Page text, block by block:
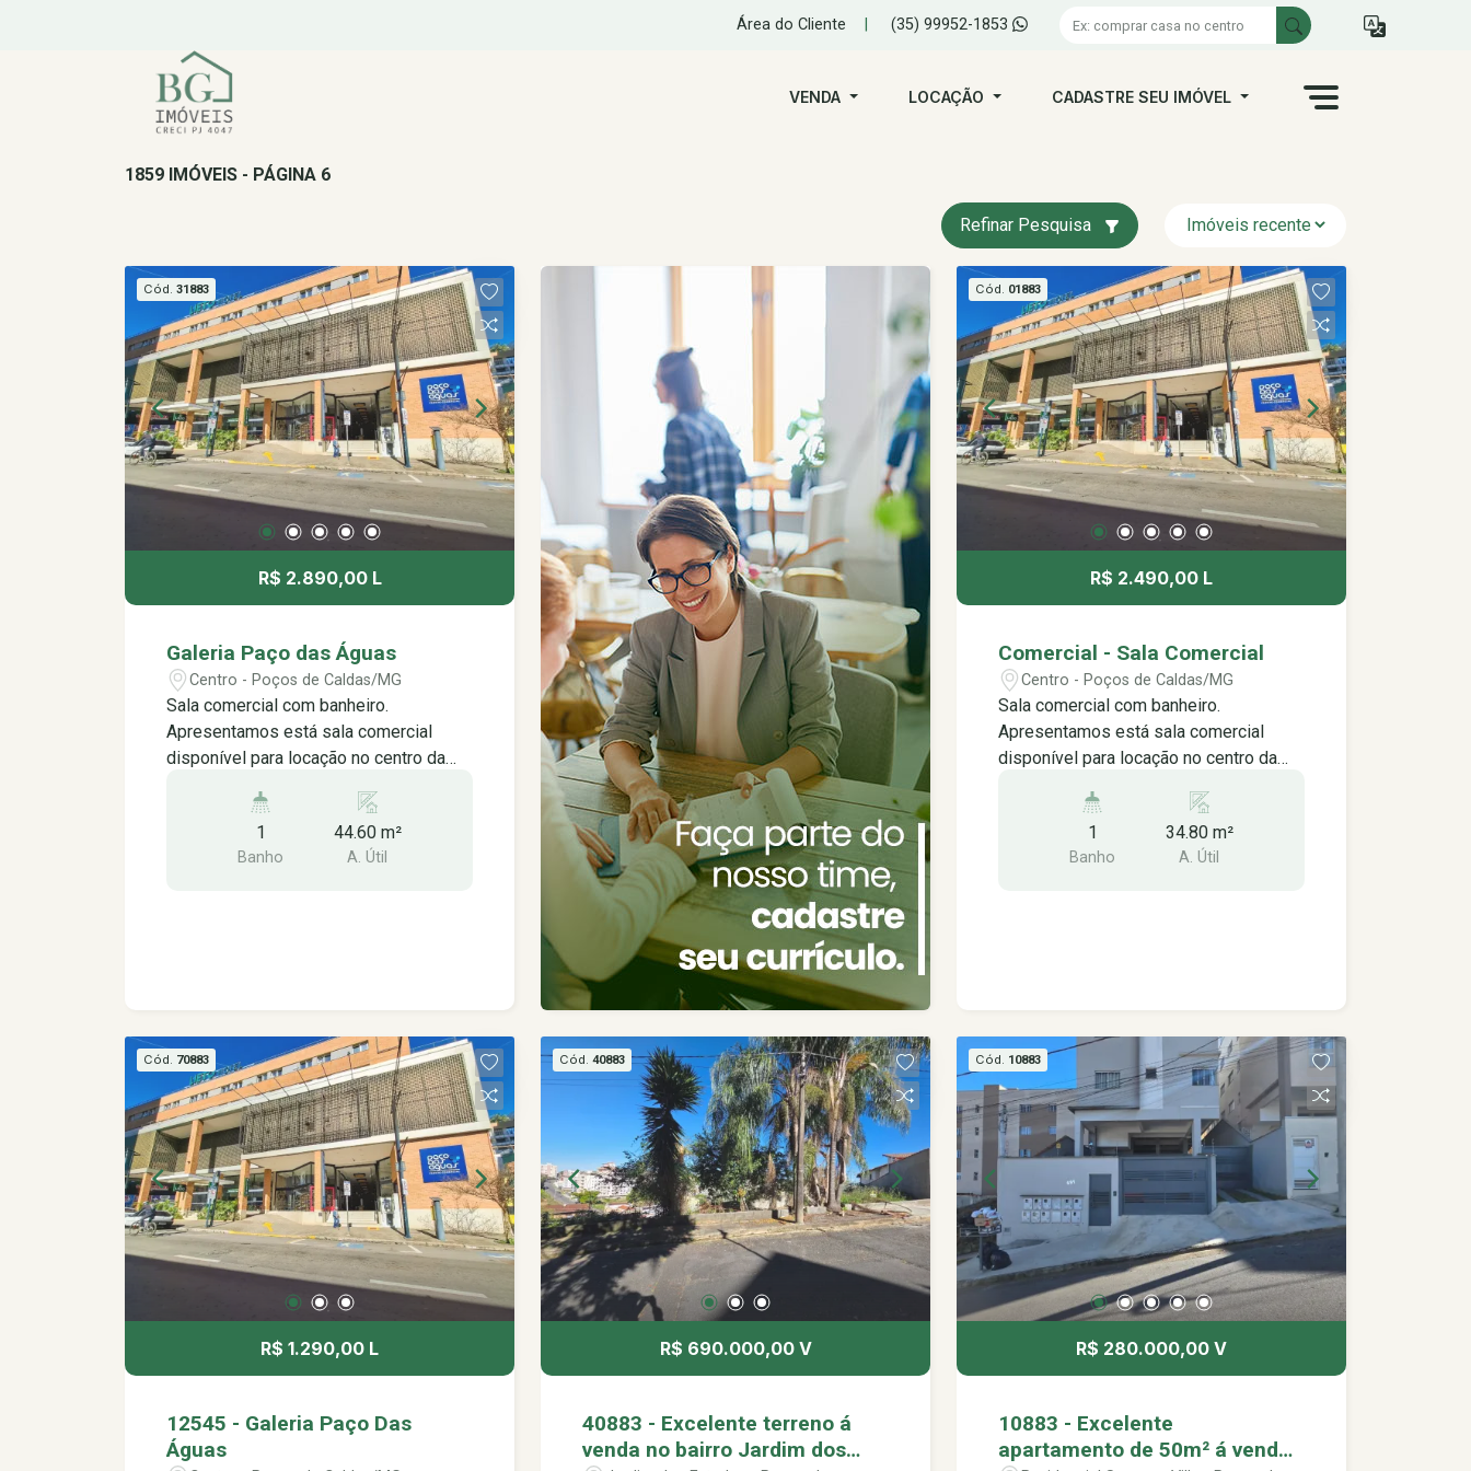
Área do Cliente (35) 99952-1853
VENDA LOCAÇÃO CADASTRE SEU IMÓVEL
1859 IMÓVEIS - PÁGINA 6
Refinar Pesquisa
Cód. 31883
R$ 2.890,00 L
Galeria Paço das Águas
Centro - Poços de Caldas/MG
Sala comercial com banheiro.
Apresentamos está sala comercial
disponível para locação no centro da
negócios. Esta sala comercial conta
com sala de atendimento e banheiro
1
Banho
44.60 m²
A. Útil
Cód. 01883
R$ 2.490,00 L
Comercial - Sala Comercial
Centro - Poços de Caldas/MG
Sala comercial com banheiro.
Apresentamos está sala comercial
disponível para locação no centro da
negócios. Esta sala comercial conta
com recepção, sala de atendimento e
banheiro social. Localizada na Galeria
1
Banho
34.80 m²
A. Útil
Cód. 70883
R$ 1.290,00 L
12545 - Galeria Paço Das
Águas
Cód. 40883
R$ 690.000,00 V
40883 - Excelente terreno á
venda no bairro Jardim dos
Cód. 10883
R$ 280.000,00 V
10883 - Excelente
apartamento de 50m² á venda